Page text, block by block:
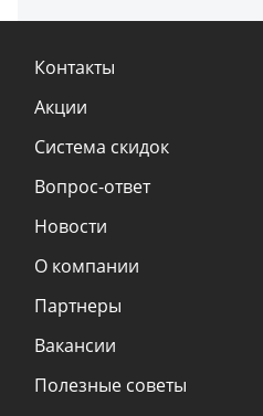
Контакты
Акции
Система скидок
Вопрос-ответ
Новости
О компании
Партнеры
Вакансии
Полезные советы